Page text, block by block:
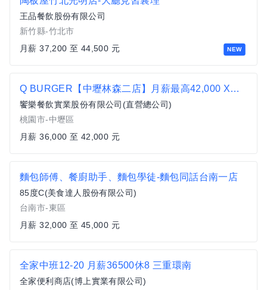
NEW
王品餐飲股份有限公司
新竹縣-竹北市
月薪 37,200 至 44,500 元
Q BURGER【中壢林森二店】月薪最高42,000 X儲備幹部一頭班X 歡迎轉職、新鮮人加入
饗樂餐飲實業股份有限公司(直營總公司)
桃園市-中壢區
月薪 36,000 至 42,000 元
麵包師傅、餐廚助手、麵包學徒-麵包同話台南一店
85度C(美食達人股份有限公司)
台南市-東區
月薪 32,000 至 45,000 元
全家中班12-20 月薪36500休8 三重環南
全家便利商店(博上實業有限公司)